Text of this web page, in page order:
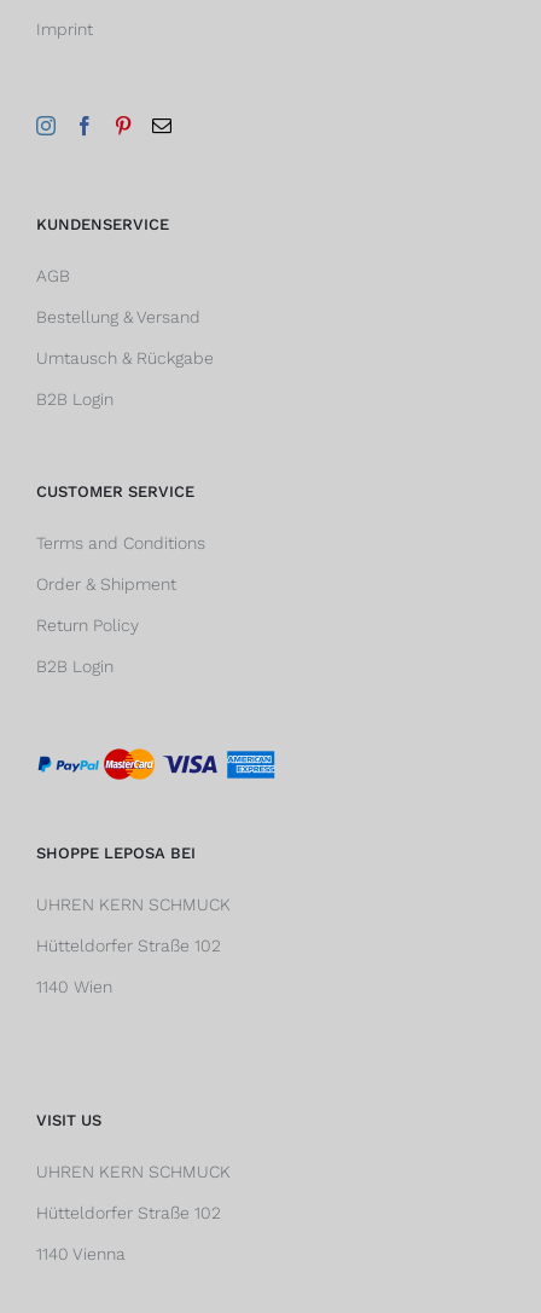
Imprint
KUNDENSERVICE
AGB
Bestellung & Versand
Umtausch & Rückgabe
B2B Login
CUSTOMER SERVICE
Terms and Conditions
Order & Shipment
Return Policy
B2B Login
SHOPPE LEPOSA BEI
UHREN KERN SCHMUCK
Hütteldorfer Straße 102
1140 Wien
VISIT US
UHREN KERN SCHMUCK
Hütteldorfer Straße 102
1140 Vienna